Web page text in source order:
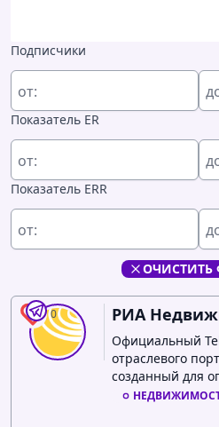
Подписчики
от:
Показатель ER
от:
Показатель ERR
от:
ОЧИСТИТЬ
0 РИА
Официальный
отраслевого
созданный для